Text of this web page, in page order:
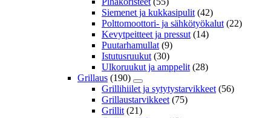
Siemenet ja kukkasipulit (42)
Polttomoottori- ja sähkötyökalut (22)
Kevytpeitteet ja pressut (14)
Puutarhamullat (9)
Istutusruukut (30)
Ulkoruukut ja amppelit (28)
Grillaus (190)
Grillihiilet ja sytytystarvikkeet (56)
Grillaustarvikkeet (75)
Grillit (21)